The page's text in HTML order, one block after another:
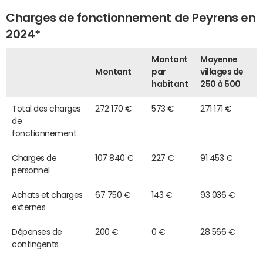
Charges de fonctionnement de Peyrens en
2024*
Montant
Montant
par
habitant
Moyenne
villages de
250 à 500
Total des charges
de
fonctionnement
272 170 € 573 € 271 171 €
Charges de
personnel
107 840 € 227 € 91 453 €
Achats et charges
externes
67 750 € 143 € 93 036 €
Dépenses de
contingents
200 € 0 € 28 566 €